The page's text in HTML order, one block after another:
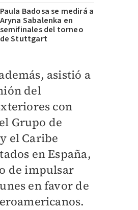
Paula Badosa se medirá a
Aryna Sabalenka en
semifinales del torneo
de Stuttgart
asistió a
del
con
Grupo de
el Caribe
en España,
de impulsar
en favor de